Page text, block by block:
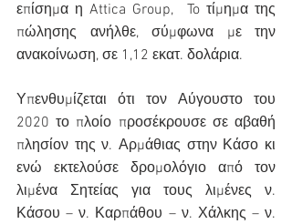
επίσημα η Attica Group,
To τίμημα της
πώλησης ανήλθε, σύμφωνα με την
ανακοίνωση, σε 1,12 εκατ. δολάρια.
Υπενθυμίζεται ότι τον Αύγουστο του
2020 το πλοίο προσέκρουσε σε αβαθή
πλησίον της ν. Αρμάθιας στην Κάσο κι
ενώ εκτελούσε δρομολόγιο από τον
λιμένα Σητείας για τους λιμένες ν.
Κάσου – ν. Καρπάθου – ν. Χάλκης – ν.